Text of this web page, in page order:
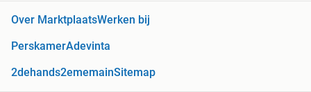
Over MarktplaatsWerken bij
PerskamerAdevinta
2dehands2ememainSitemap